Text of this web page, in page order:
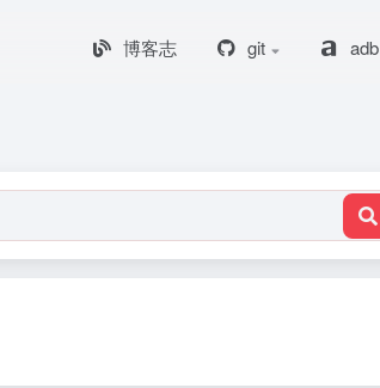
博客志 git adb